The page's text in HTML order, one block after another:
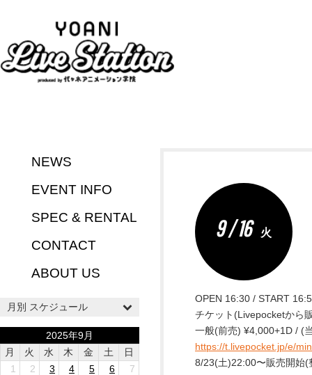
NEWS
EVENT INFO
SPEC & RENTAL
CONTACT
ABOUT US
月別 スケジュール
2025年9月
月
火 水 木 金 土
日
1
2 3 4 5 6
7
9 / 16 火
OPEN 16:30 / START
チケット(Livepocketから
一般(前売) ¥4,000+1D / (
https://t.livepocket.jp/e/
8/23(土)22:00〜販売開始(